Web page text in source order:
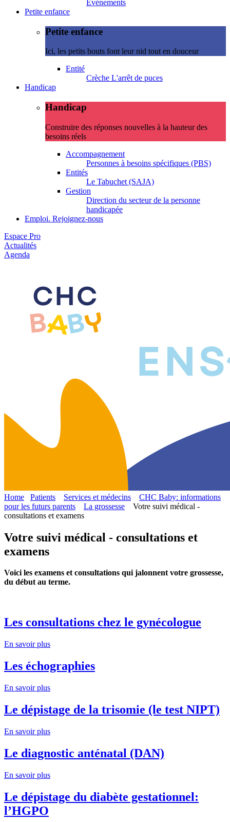
Evénements
Petite enfance
Petite enfance
Ici, les petits bouts font leur nid tout en douceur
Entité
Crèche L'arrêt de puces
Handicap
Handicap
Construire des réponses nouvelles à la hauteur des
besoins réels
Accompagnement
Personnes à besoins spécifiques (PBS)
Entités
Le Tabuchet (SAJA)
Gestion
Direction du secteur de la personne
handicapée
Emploi. Rejoignez-nous
Espace Pro
Actualités
Agenda
Home Patients Services et médecins
CHC Baby: informations
pour les futurs parents
La grossesse
Votre suivi médical -
consultations et examens
Votre suivi médical - consultations et
examens
Voici les examens et consultations qui jalonnent votre grossesse,
du début au terme.
Les consultations chez le gynécologue
En savoir plus
Les échographies
En savoir plus
Le dépistage de la trisomie (le test NIPT)
En savoir plus
Le diagnostic anténatal (DAN)
En savoir plus
Le dépistage du diabète gestationnel:
l’HGPO